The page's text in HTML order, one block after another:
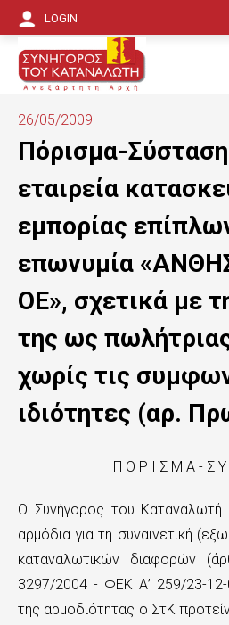
LOGIN
26/05/2009
Πόρισμα-
εταιρεία
εμπορίας
επωνυμία
ΟΕ», σχετικά με
της ως
χωρίς τις
ιδιότητες (αρ.
Π Ο Ρ Ι Σ Μ Α - Σ
Ο Συνήγορος του Καταναλωτή
αρμόδια για τη συναινετική
καταναλωτικών διαφορών
3297/2004 - ΦΕΚ Α’ 259/23-12-
της αρμοδιότητας ο ΣτΚ